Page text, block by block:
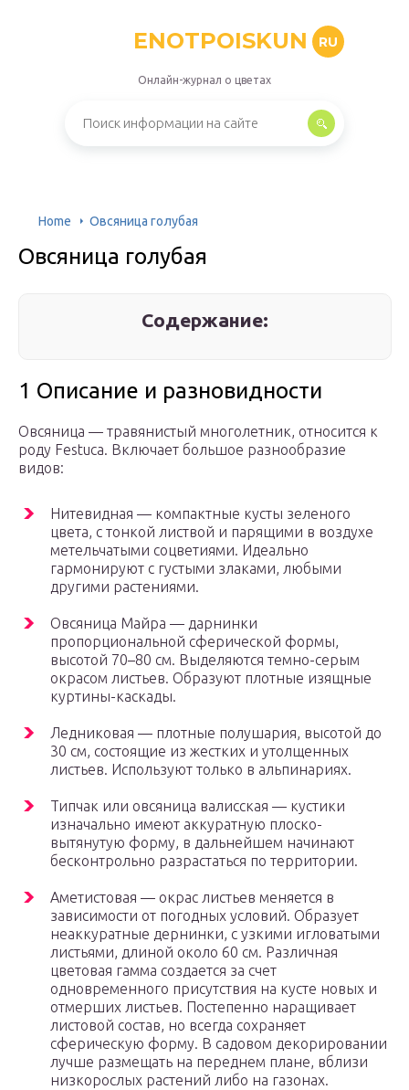
ENOTPOISKUN RU
Онлайн-журнал о цветах
Home Овсяница голубая
Овсяница голубая
Содержание:
1 Описание и разновидности
Овсяница — травянистый многолетник, относится к
роду Festuca. Включает большое разнообразие
видов:
Нитевидная — компактные кусты зеленого
цвета, с тонкой листвой и парящими в воздухе
метельчатыми соцветиями. Идеально
гармонируют с густыми злаками, любыми
другими растениями.
Овсяница Майра — дарнинки
пропорциональной сферической формы,
высотой 70–80 см. Выделяются темно-серым
окрасом листьев. Образуют плотные изящные
куртины-каскады.
Ледниковая — плотные полушария, высотой до
30 см, состоящие из жестких и утолщенных
листьев. Используют только в альпинариях.
Типчак или овсяница валисская — кустики
изначально имеют аккуратную плоско-
вытянутую форму, в дальнейшем начинают
бесконтрольно разрастаться по территории.
Аметистовая — окрас листьев меняется в
зависимости от погодных условий. Образует
неаккуратные дернинки, с узкими игловатыми
листьями, длиной около 60 см. Различная
цветовая гамма создается за счет
одновременного присутствия на кусте новых и
отмерших листьев. Постепенно наращивает
листовой состав, но всегда сохраняет
сферическую форму. В садовом декорировании
лучше размещать на переднем плане, вблизи
низкорослых растений либо на газонах.